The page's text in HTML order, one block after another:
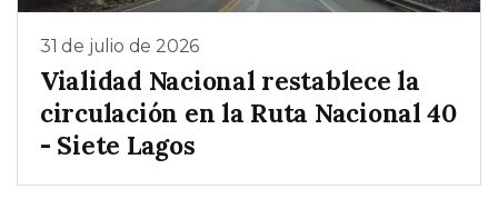
31 de julio de 2026
Vialidad Nacional restablece la
circulación en la Ruta Nacional 40
- Siete Lagos